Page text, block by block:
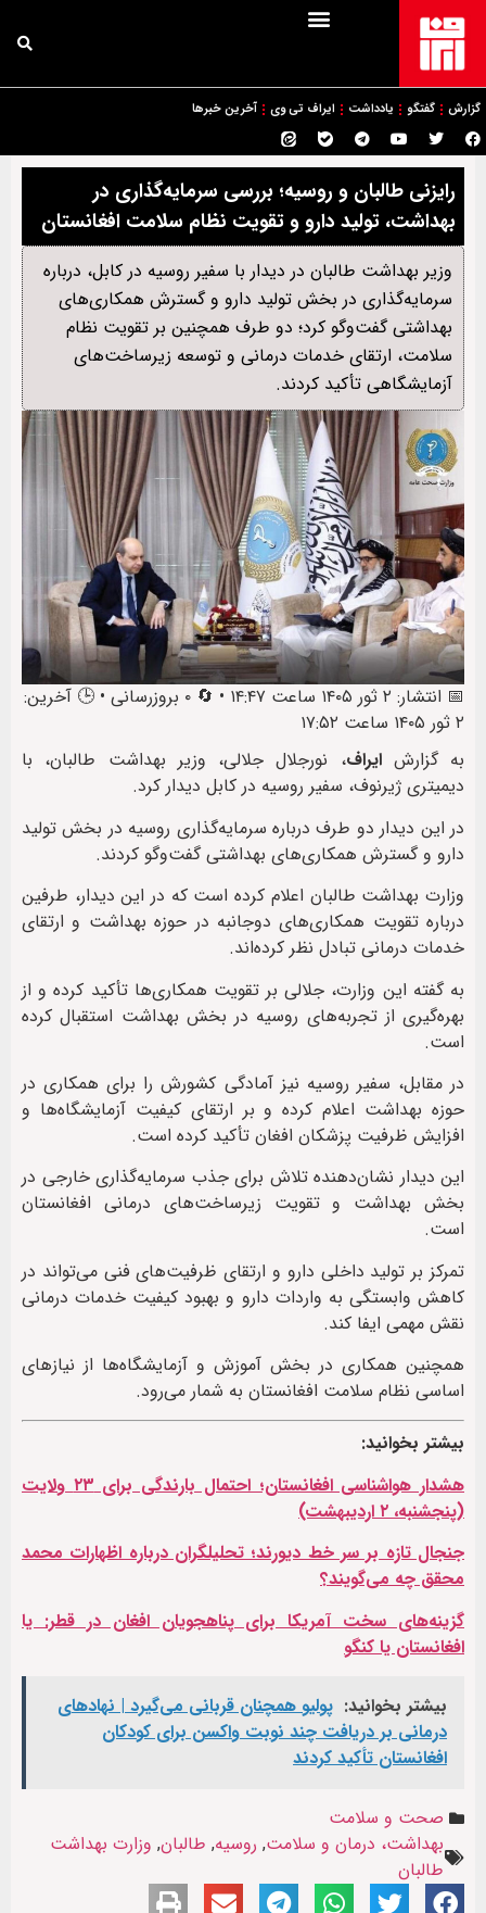
گزارش گفتگو یادداشت ایراف تی وی آخرین خبرها
رایزنی طالبان و روسیه؛ بررسی سرمایه‌گذاری در
بهداشت، تولید دارو و تقویت نظام سلامت افغانستان
وزیر بهداشت طالبان در دیدار با سفیر روسیه در کابل، درباره
سرمایه‌گذاری در بخش تولید دارو و گسترش همکاری‌های
بهداشتی گفت‌وگو کرد؛ دو طرف همچنین بر تقویت نظام
سلامت، ارتقای خدمات درمانی و توسعه زیرساخت‌های
آزمایشگاهی تأکید کردند.
📅 انتشار: ۲ ثور ۱۴۰۵ ساعت ۱۴:۴۷ • 🔄 ۰ بروزرسانی • 🕒 آخرین:
۲ ثور ۱۴۰۵ ساعت ۱۷:۵۲
به گزارش ایراف، نورجلال جلالی، وزیر بهداشت طالبان، با
دیمیتری ژیرنوف، سفیر روسیه در کابل دیدار کرد.
در این دیدار دو طرف درباره سرمایه‌گذاری روسیه در بخش تولید
دارو و گسترش همکاری‌های بهداشتی گفت‌وگو کردند.
وزارت بهداشت طالبان اعلام کرده است که در این دیدار، طرفین
درباره تقویت همکاری‌های دوجانبه در حوزه بهداشت و ارتقای
خدمات درمانی تبادل نظر کرده‌اند.
به گفته این وزارت، جلالی بر تقویت همکاری‌ها تأکید کرده و از
بهره‌گیری از تجربه‌های روسیه در بخش بهداشت استقبال کرده
است.
در مقابل، سفیر روسیه نیز آمادگی کشورش را برای همکاری در
حوزه بهداشت اعلام کرده و بر ارتقای کیفیت آزمایشگاه‌ها و
افزایش ظرفیت پزشکان افغان تأکید کرده است.
این دیدار نشان‌دهنده تلاش برای جذب سرمایه‌گذاری خارجی در
بخش بهداشت و تقویت زیرساخت‌های درمانی افغانستان
است.
تمرکز بر تولید داخلی دارو و ارتقای ظرفیت‌های فنی می‌تواند در
کاهش وابستگی به واردات دارو و بهبود کیفیت خدمات درمانی
نقش مهمی ایفا کند.
همچنین همکاری در بخش آموزش و آزمایشگاه‌ها از نیازهای
اساسی نظام سلامت افغانستان به شمار می‌رود.
بیشتر بخوانید:
هشدار هواشناسی افغانستان؛ احتمال بارندگی برای ۲۳ ولایت
(پنجشنبه، ۲ اردیبهشت)
جنجال تازه بر سر خط دیورند؛ تحلیلگران درباره اظهارات محمد
محقق چه می‌گویند؟
گزینه‌های سخت آمریکا برای پناهجویان افغان در قطر: یا
افغانستان یا کنگو
بیشتر بخوانید: پولیو همچنان قربانی می‌گیرد | نهادهای
درمانی بر دریافت چند نوبت واکسن برای کودکان
افغانستان تأکید کردند
صحت و سلامت
بهداشت، درمان و سلامت, روسیه, طالبان, وزارت بهداشت
طالبان